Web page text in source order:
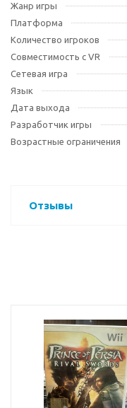
Жанр игры
Платформа
Количество игроков
Совместимость с VR
Сетевая игра
Язык
Дата выхода
Разработчик игры
Возрастные ограничения
Отзывы